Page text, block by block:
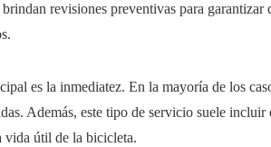
revisiones preventivas para
es la inmediatez. En la mayoría de los
Además, este tipo de servicio suele
vida útil de la bicicleta.